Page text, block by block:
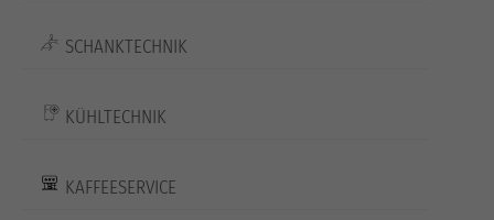
SCHANKTECHNIK
KÜHLTECHNIK
KAFFEESERVICE